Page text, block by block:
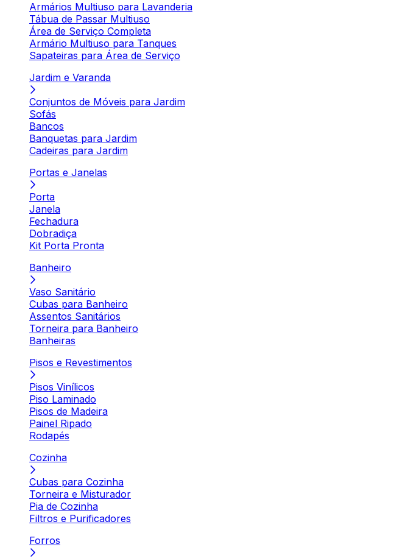
Armários Multiuso para Lavanderia
Tábua de Passar Multiuso
Área de Serviço Completa
Armário Multiuso para Tanques
Sapateiras para Área de Serviço
Jardim e Varanda
Conjuntos de Móveis para Jardim
Sofás
Bancos
Banquetas para Jardim
Cadeiras para Jardim
Portas e Janelas
Porta
Janela
Fechadura
Dobradiça
Kit Porta Pronta
Banheiro
Vaso Sanitário
Cubas para Banheiro
Assentos Sanitários
Torneira para Banheiro
Banheiras
Pisos e Revestimentos
Pisos Vinílicos
Piso Laminado
Pisos de Madeira
Painel Ripado
Rodapés
Cozinha
Cubas para Cozinha
Torneira e Misturador
Pia de Cozinha
Filtros e Purificadores
Forros